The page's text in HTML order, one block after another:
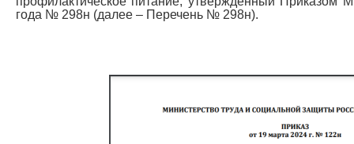
года № 298н (далее – Перечень № 298н).